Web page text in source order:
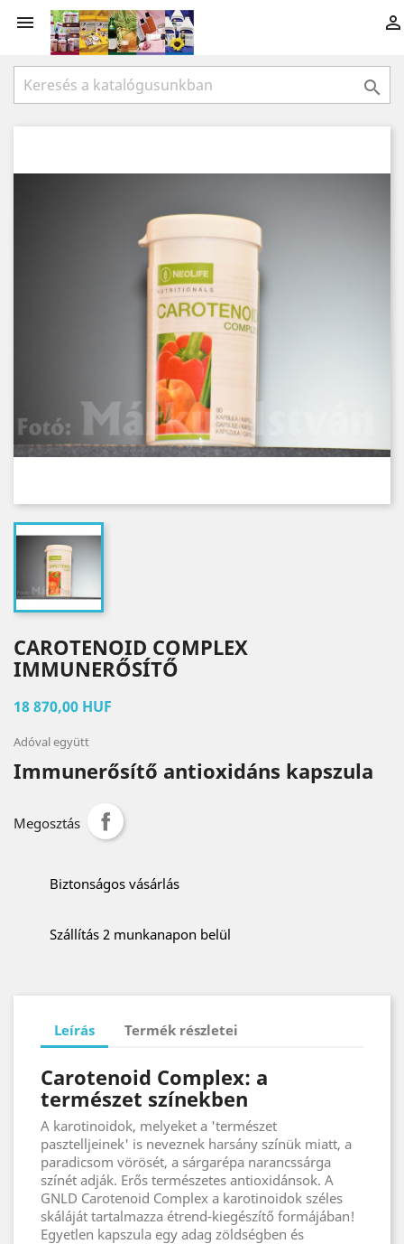
 

CAROTENOID COMPLEX
IMMUNERŐSÍTŐ
18 870,00 HUF
Adóval együtt
Immunerősítő antioxidáns kapszula
Megosztás
Biztonságos vásárlás
Szállítás 2 munkanapon belül
Leírás Termék részletei
Carotenoid Complex: a
természet színekben
A karotinoidok, melyeket a 'természet
pasztelljeinek' is neveznek harsány színük miatt, a
paradicsom vörösét, a sárgarépa narancssárga
színét adják. Erős természetes antioxidánsok. A
GNLD Carotenoid Complex a karotinoidok széles
skáláját tartalmazza étrend-kiegészítő formájában!
Egyetlen kapszula egy adag zöldségben és